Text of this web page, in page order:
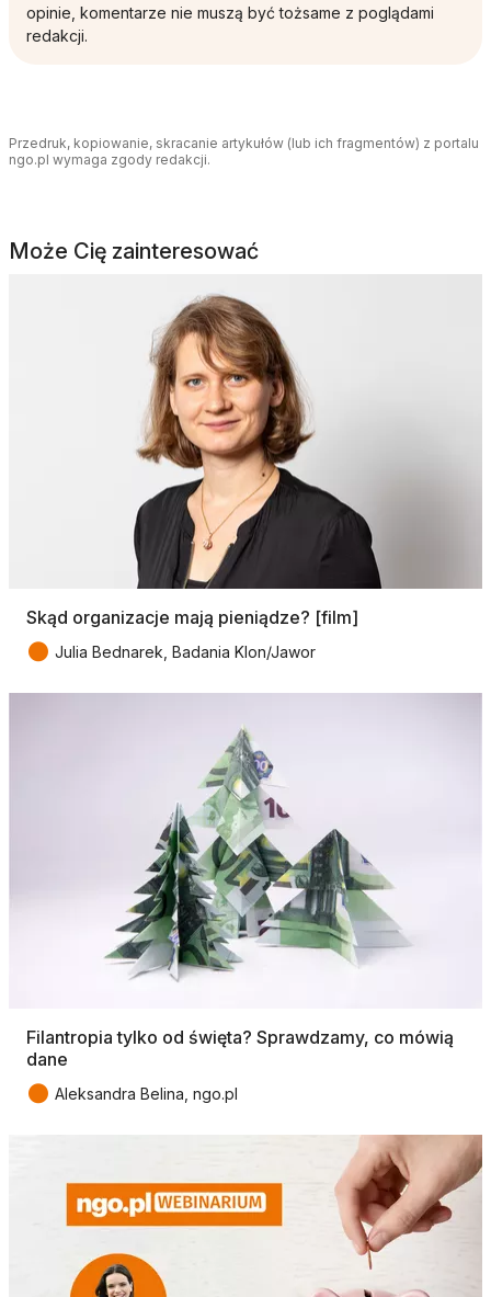
opinie, komentarze nie muszą być tożsame z poglądami
redakcji.
Przedruk, kopiowanie, skracanie artykułów (lub ich fragmentów) z portalu
ngo.pl wymaga zgody redakcji.
Może Cię zainteresować
Skąd organizacje mają pieniądze? [film]
● Julia Bednarek, Badania Klon/Jawor
Filantropia tylko od święta? Sprawdzamy, co mówią
dane
● Aleksandra Belina, ngo.pl